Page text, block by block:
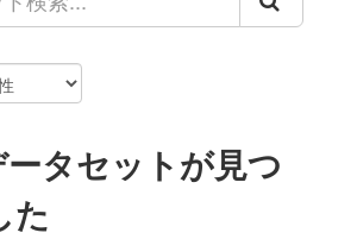
タセットが見つ
た